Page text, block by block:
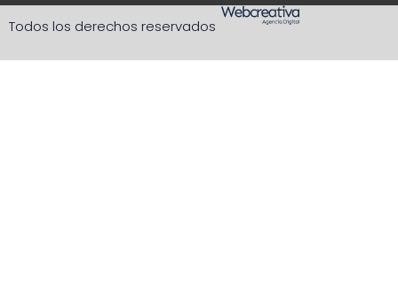
Todos los derechos reservados